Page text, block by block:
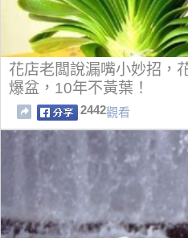
花店老闆說漏嘴小妙招，
爆盆，10年不黃葉！
2442觀看